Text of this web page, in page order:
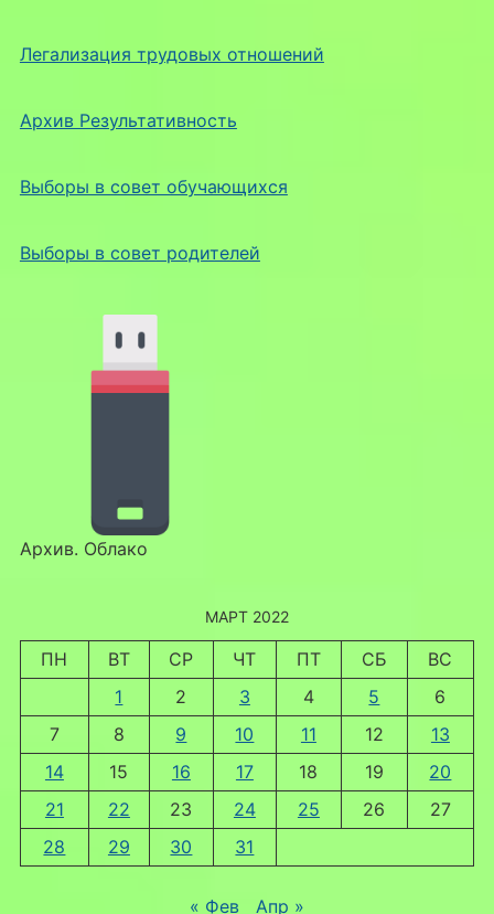
Легализация трудовых отношений
Архив Результативность
Выборы в совет обучающихся
Выборы в совет родителей
Архив. Облако
МАРТ 2022
ПН ВТ СР ЧТ ПТ СБ
ВС
1
2 3 4 5
6
7
8 9 10 11 12
13
14
15 16 17 18 19
20
21
22 23 24 25 26
27
28
29 30 31
« Фев Апр »